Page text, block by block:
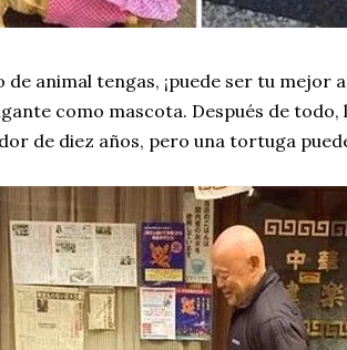
animal tengas, ¡puede ser tu mejor
como mascota. Después de todo,
de diez años, pero una tortuga